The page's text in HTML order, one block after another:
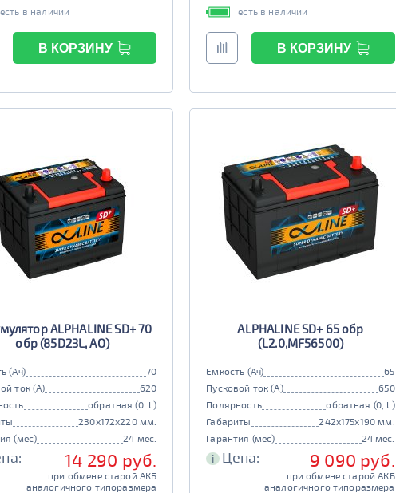
есть в наличии
В КОРЗИНУ
есть в наличии
В КОРЗИНУ
ALPHALINE SD+ 70
обр (85D23L, AO)
(Ач)
70
ток (А)
620
обратная (0, L)
230x172x220 мм.
(мес)
24 мес.
14 290 руб.
при обмене старой АКБ
аналогичного типоразмера
ALPHALINE SD+ 65 обр
(L2.0,MF56500)
Емкость (Ач)
65
Пусковой ток (А)
650
Полярность
обратная (0, L)
Габариты
242x175x190 мм.
Гарантия (мес)
24 мес.
i Цена: 9 090 руб.
при обмене старой АКБ
аналогичного типоразмера